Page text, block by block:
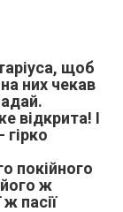
щоб
них чекав
відкрита! І
покійного
його ж
пасії